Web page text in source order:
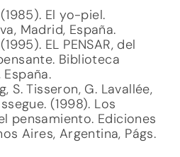
El yo-piel.
Madrid, España.
EL PENSAR, del
Biblioteca
S. Tisseron, G. Lavallée,
(1998). Los
pensamiento. Ediciones
Aires, Argentina, Págs.